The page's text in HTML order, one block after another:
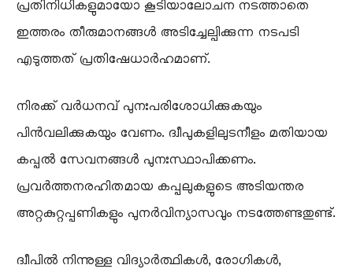
പ്രതിനിധികളുമായോ കൂടിയാലോചന നടത്താതെ
ഇത്തരം തീരുമാനങ്ങൾ അടിച്ചേല്പിക്കുന്ന നടപടി
എടുത്തത് പ്രതിഷേധാർഹമാണ്.
നിരക്ക് വർധനവ് പുനഃപരിശോധിക്കുകയും
പിൻവലിക്കുകയും വേണം. ദ്വീപുകളിലുടനീളം മതിയായ
കപ്പൽ സേവനങ്ങൾ പുനഃസ്ഥാപിക്കണം.
പ്രവർത്തനരഹിതമായ കപ്പലുകളുടെ അടിയന്തര
അറ്റകുറ്റപ്പണികളും പുനർവിന്യാസവും നടത്തേണ്ടതുണ്ട്.
ദ്വീപിൽ നിന്നുള്ള വിദ്യാർത്ഥികൾ, രോഗികൾ,